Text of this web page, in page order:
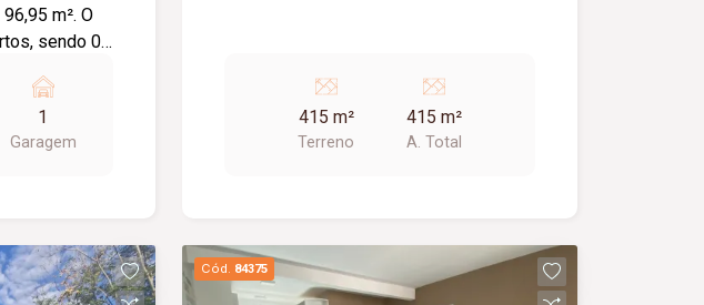
sendo 01
blindex;
1
Garagem
415 m²
Terreno
415 m²
A. Total
Cód. 84375